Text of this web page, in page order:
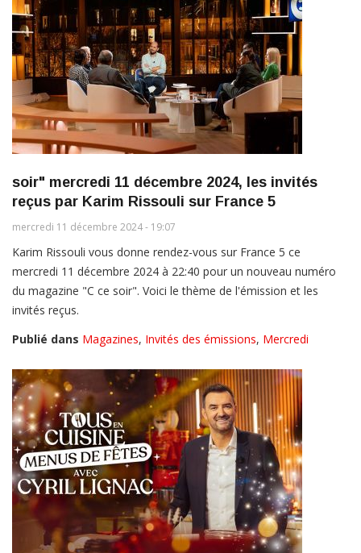
soir" mercredi 11 décembre 2024, les invités
reçus par Karim Rissouli sur France 5
mercredi 11 décembre 2024 - 19:07
Karim Rissouli vous donne rendez-vous sur France 5 ce
mercredi 11 décembre 2024 à 22:40 pour un nouveau numéro
du magazine "C ce soir". Voici le thème de l'émission et les
invités reçus.
Publié dans Magazines, Invités des émissions, Mercredi